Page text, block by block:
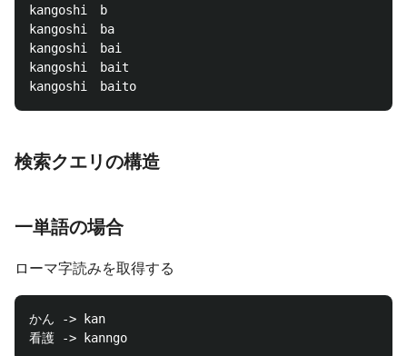
kangoshi　b
kangoshi　ba
kangoshi　bai
kangoshi　bait
検索クエリの構造
一単語の場合
ローマ字読みを取得する
かん -> kan